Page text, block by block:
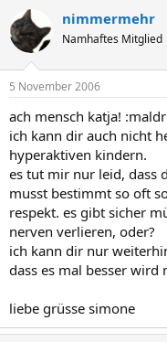
nimmermehr
Namhaftes Mitglied
5 November 2006
ach mensch katja!
ich kann dir auch nicht
hyperaktiven kindern.
es tut mir nur leid, dass
musst bestimmt so oft
respekt. es gibt sicher
nerven verlieren, oder?
ich kann dir nur
dass es mal besser wird
liebe grüsse simone